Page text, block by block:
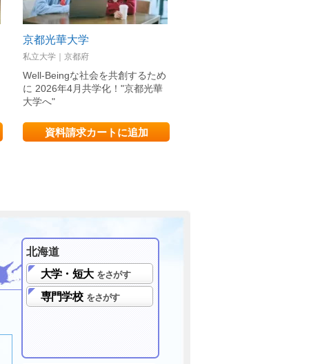
京都光華大学
私立大学｜京都府
Well-Beingな社会を共創するため
に 2026年4月共学化！"京都光華
大学へ"
資料請求カートに追加
北海道
大学・短大 をさがす
専門学校 をさがす